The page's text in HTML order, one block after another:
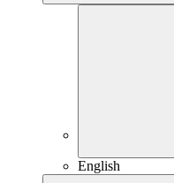
English